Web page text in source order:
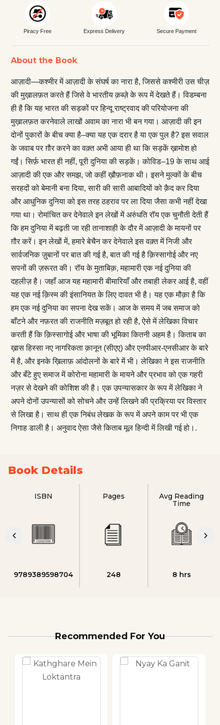
Piracy Free Express Delivery Secure Payment
About the Book
आज़ादी—कश्मीर में आज़ादी के संघर्ष का नारा है, जिससे कश्मीरी उस चीज़
की मुख़ालफ़त करते हैं जिसे वे भारतीय क़ब्ज़े के रूप में देखते हैं। विडम्बना
ही है कि यह भारत की सड़कों पर हिन्दू राष्ट्रवाद की परियोजना की
मुख़ालफ़त करनेवाले लाखों अवाम का नारा भी बन गया। आज़ादी की इन
दोनों पुकारों के बीच क्या है–क्या यह एक दरार है या एक पुल है? इस सवाल
के जवाब पर ग़ौर करने का वक़्त अभी आया ही था कि सड़कें ख़ामोश हो
गईं। सिर्फ़ भारत ही नहीं, पूरी दुनिया की सड़कें। कोविड–19 के साथ आई
आज़ादी की एक और समझ, जो कहीं ख़ौफ़नाक थी। इसने मुल्कों के बीच
सरहदों को बेमानी बना दिया, सारी की सारी आबादियों को क़ैद कर दिया
और आधुनिक दुनिया को इस तरह ठहराव पर ला दिया जैसा कभी नहीं देखा
गया था। रोमांचित कर देनेवाले इन लेखों में अरुंधति रॉय एक चुनौती देती हैं
कि हम दुनिया में बढ़ती जा रही तानाशाही के दौर में आज़ादी के मायनों पर
ग़ौर करें। इन लेखों में, हमारे बेचैन कर देनेवाले इस वक़्त में निजी और
सार्वजनिक ज़ुबानों पर बात की गई है, बात की गई है क़िस्सागोई और नए
सपनों की ज़रूरत की। रॉय के मुताबिक़, महामारी एक नई दुनिया की
दहलीज़ है। जहाँ आज यह महामारी बीमारियाँ और तबाही लेकर आई है, वहीं
यह एक नई क़िस्म की इंसानियत के लिए दावत भी है। यह एक मौक़ा है कि
हम एक नई दुनिया का सपना देख सकें। आज के समय में जब समाज को
बाँटने और नफ़रत की राजनीति मज़बूत हो रही है, ऐसे में लेखिका विचार
करती हैं कि क़िस्सागोई और भाषा की भूमिका कितनी अहम है। किताब का
ख़ास हिस्सा नए नागरिकता क़ानून (सीएए) और एनपीआर-एनसीआर के बारे
में है, और इनके ख़िलाफ़ आंदोलनों के बारे में भी। लेखिका ने इस राजनीति
और बँटे हुए समाज में कोरोना महामारी के मायने और प्रभाव को एक गहरी
नज़र से देखने की कोशिश की है। एक उपन्यासकार के रूप में लेखिका ने
अपने दोनों उपन्यासों को सोचने और उन्हें लिखने की प्रक्रिया पर विस्तार
से लिखा है। साथ ही एक निबंध लेखक के रूप में अपने काम पर भी एक
निगाह डाली है। अनुवाद ऐसा जैसे किताब मूल हिन्दी में लिखी गई हो।.
Book Details
ISBN
9789389598704
Pages
248
Avg Reading
Time
8 hrs
Recommended For You